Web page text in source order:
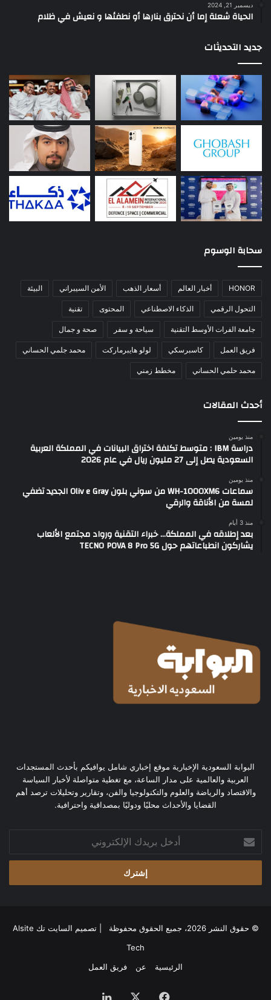
ديسمبر 21, 2024
الحياة شعلة إما أن نحترق بنارها أو نطفئها و نعيش في ظلام
جديد التحديثات
سحابة الوسوم
HONOR أخبار العالم أسعار الذهب الأمن السيبراني البيئة
التحول الرقمي الذكاء الاصطناعي المحتوى تقنية
جامعة الفرات الأوسط التقنية سياحة و سفر صحة و جمال
فريق العمل كاسبرسكي لولو هايبرماركت محمد جلمي الحساني
محمد حلمي الحساني مخطط زمني
أحدث المقالات
منذ يومين
دراسة IBM : متوسط تكلفة اختراق البيانات في المملكة العربية
السعودية يصل إلى 27 مليون ريال في عام 2026
منذ يومين
سماعات WH-1000XM6 من سوني بلون Oliv e Gray الجديد تضفي
لمسة من الأناقة والرقي
منذ 3 أيام
بعد إطلاقه في المملكة… خبراء التقنية ورواد مجتمع الألعاب
يشاركون انطباعاتهم حول TECNO POVA 8 Pro 5G
البوابة السعودية الإخبارية موقع إخباري شامل يوافيكم بأحدث المستجدات
العربية والعالمية على مدار الساعة، مع تغطية متواصلة لأخبار السياسة
والاقتصاد والرياضة والعلوم والتكنولوجيا والفن، وتقارير وتحليلات ترصد أهم
القضايا والأحداث محليًا ودوليًا بمصداقية واحترافية.
بريدك
الإلكتروني
© حقوق النشر 2026، جميع الحقوق محفوظة | تصميم
السايت تك Alsite
Tech
الرئيسية
عن فريق العمل
فيسبوك لينكدإن